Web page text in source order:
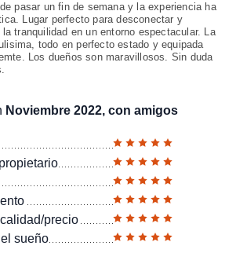
pasar un fin de semana y la experiencia ha
Lugar perfecto para desconectar y
tranquilidad en un entorno espectacular. La
todo en perfecto estado y equipada
Los dueños son maravillosos. Sin duda
Noviembre 2022, con amigos
precio
sueño